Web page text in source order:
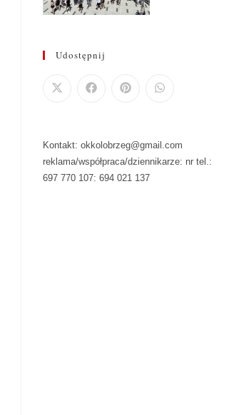
Udostępnij
Kontakt: okkolobrzeg@gmail.com
reklama/współpraca/dziennikarze: nr tel.:
697 770 107: 694 021 137